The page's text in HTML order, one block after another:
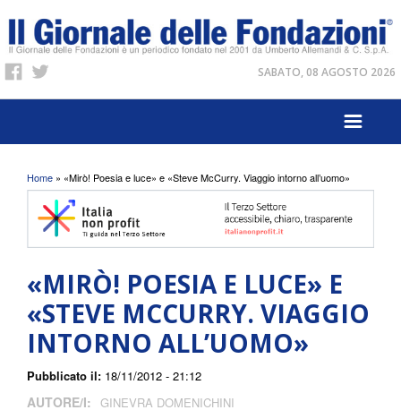
SABATO, 08 AGOSTO 2026
Tu sei qui
Home » «Mirò! Poesia e luce» e «Steve McCurry. Viaggio intorno all’uomo»
«MIRÒ! POESIA E LUCE» E
«STEVE MCCURRY. VIAGGIO
INTORNO ALL’UOMO»
Pubblicato il: 18/11/2012 - 21:12
AUTORE/I: GINEVRA DOMENICHINI